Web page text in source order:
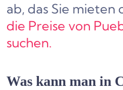
ab, das Sie mieten
die Preise von
suchen.
Was kann man in